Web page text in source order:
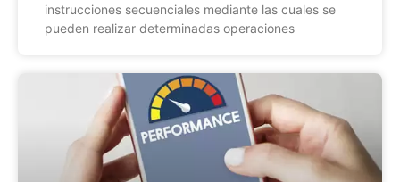
instrucciones secuenciales mediante las cuales se
pueden realizar determinadas operaciones